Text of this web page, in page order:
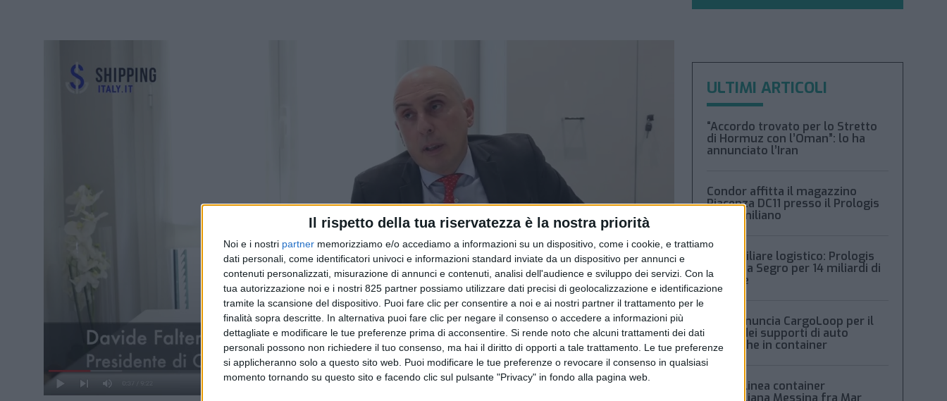
Il rispetto della tua riservatezza è la nostra priorità
Noi e i nostri partner memorizziamo e/o accediamo a informazioni su un dispositivo, come i cookie, e trattiamo
dati personali, come identificatori univoci e informazioni standard inviate da un dispositivo per annunci e
contenuti personalizzati, misurazione di annunci e contenuti, analisi dell'audience e sviluppo dei servizi. Con la
tua autorizzazione noi e i nostri 825 partner possiamo utilizzare dati precisi di geolocalizzazione e identificazione
tramite la scansione del dispositivo. Puoi fare clic per consentire a noi e ai nostri partner il trattamento per le
finalità sopra descritte. In alternativa puoi fare clic per negare il consenso o accedere a informazioni più
dettagliate e modificare le tue preferenze prima di acconsentire. Si rende noto che alcuni trattamenti dei dati
personali possono non richiedere il tuo consenso, ma hai il diritto di opporti a tale trattamento. Le tue preferenze
si applicheranno solo a questo sito web. Puoi modificare le tue preferenze o revocare il consenso in qualsiasi
momento tornando su questo sito e facendo clic sul pulsante "Privacy" in fondo alla pagina web.
ULTIMI ARTICOLI
“Accordo trovato per lo Stretto
di Hormuz con l’Oman”: lo ha
annunciato l’Iran
Condor affitta il magazzino
Piacenza DC11 presso il Prologis
Park emiliano
Immobiliare logistico: Prologis
acquista Segro per 14 miliardi di
sterline
Msc denuncia CargoLoop per il
crollo dei supporti di auto
elettriche in container
Nuova linea container
dell’italiana Messina fra Mar